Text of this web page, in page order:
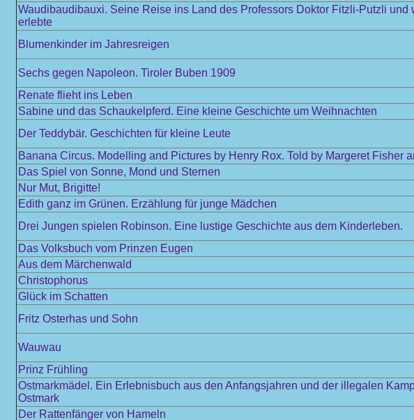
Waudibaudibauxi. Seine Reise ins Land des Professors Doktor Fitzli-Putzli und
erlebte
Blumenkinder im Jahresreigen
Sechs gegen Napoleon. Tiroler Buben 1909
Renate flieht ins Leben
Sabine und das Schaukelpferd. Eine kleine Geschichte um Weihnachten
Der Teddybär. Geschichten für kleine Leute
Banana Circus. Modelling and Pictures by Henry Rox. Told by Margeret Fisher
Das Spiel von Sonne, Mond und Sternen
Nur Mut, Brigitte!
Edith ganz im Grünen. Erzählung für junge Mädchen
Drei Jungen spielen Robinson. Eine lustige Geschichte aus dem Kinderleben.
Das Volksbuch vom Prinzen Eugen
Aus dem Märchenwald
Christophorus
Glück im Schatten
Fritz Osterhas und Sohn
Wauwau
Prinz Frühling
Ostmarkmädel. Ein Erlebnisbuch aus den Anfangsjahren und der illegalen
Ostmark
Der Rattenfänger von Hameln